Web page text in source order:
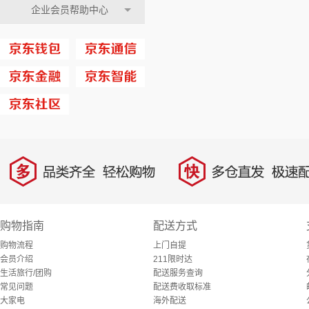
企业会员帮助中心
多 品类齐全，轻松购物 快 多仓直发，极速配
购物指南
购物流程
会员介绍
生活旅行/团购
常见问题
大家电
配送方式
上门自提
211限时达
配送服务查询
配送费收取标准
海外配送